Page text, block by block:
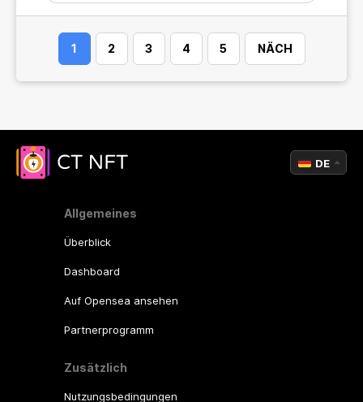
1 2 3 4 5 NÄCH
Allgemeines
Überblick
Dashboard
Auf Opensea ansehen
Partnerprogramm
Zusätzlich
Nutzungsbedingungen
DE